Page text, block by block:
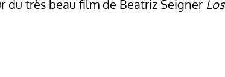
du très beau film de Beatriz Seigner Los